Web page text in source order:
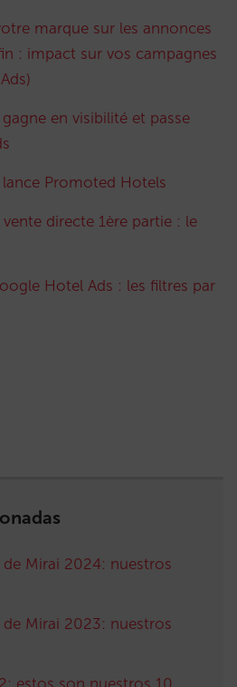
marque sur les annonces
: impact sur vos campagnes
en visibilité et passe
Promoted Hotels
directe 1ère partie : le
Hotel Ads : les filtres par
Mirai 2024: nuestros
Mirai 2023: nuestros